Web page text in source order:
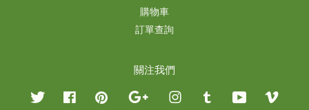
購物車
訂單查詢
關注我們
Twitter Facebook Pinterest Google InstagramTumblr YouTube